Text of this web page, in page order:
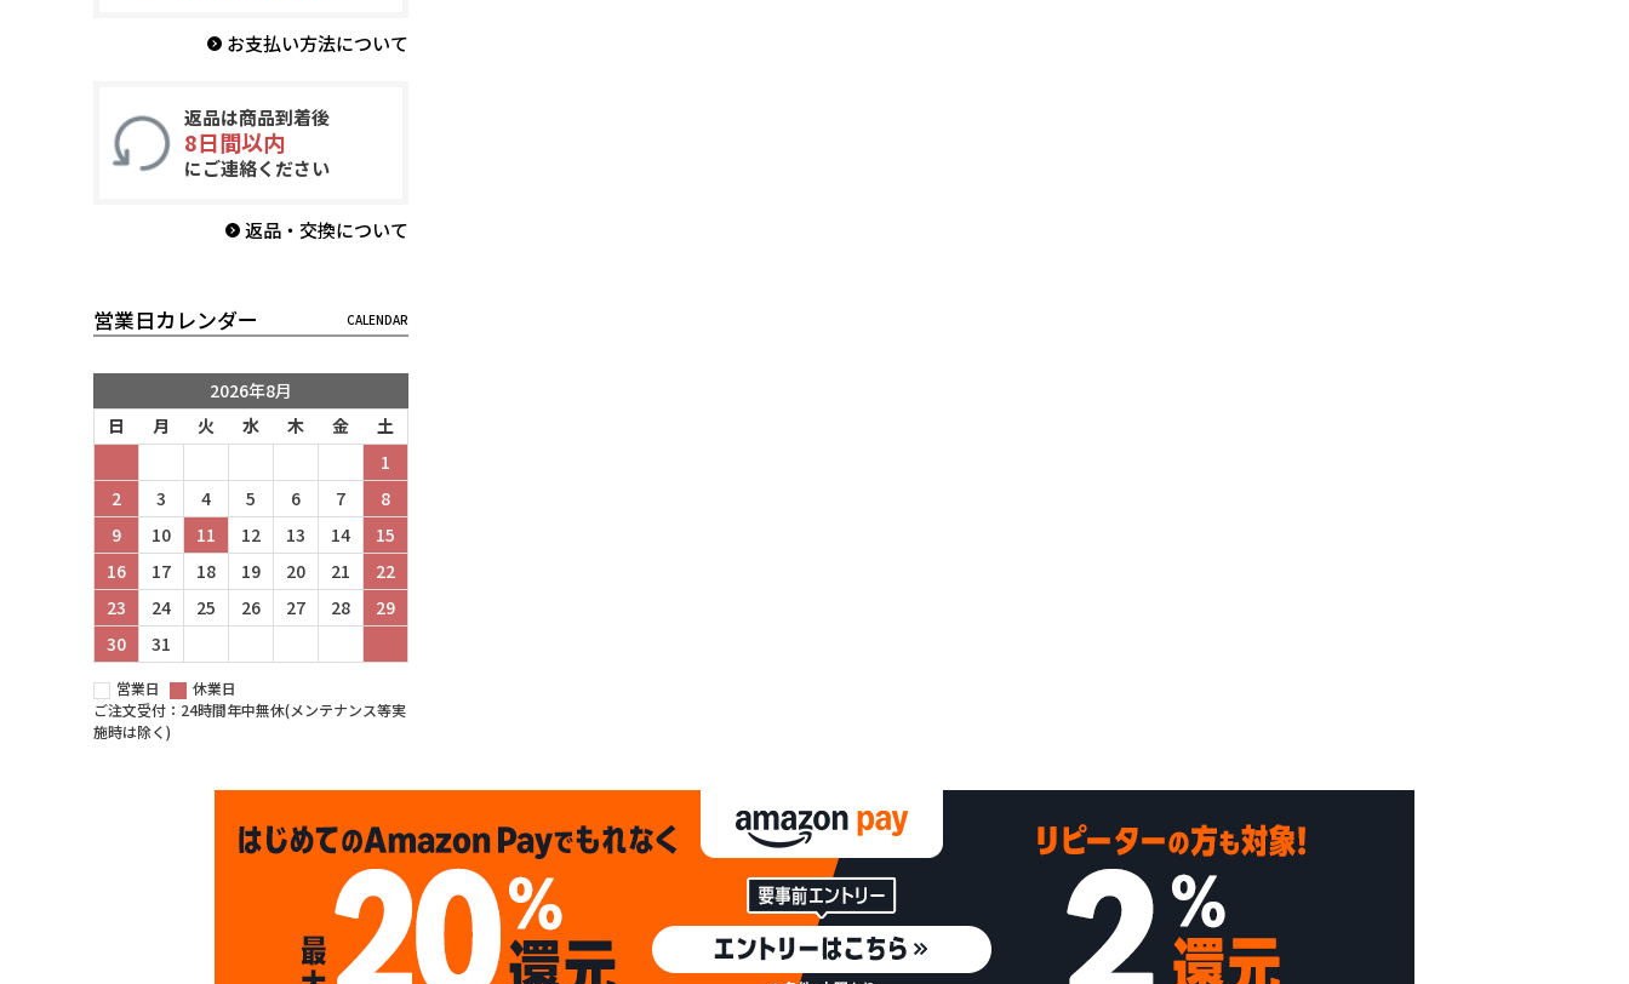
お支払い方法について
返品は商品到着後
8日間以内
にご連絡ください
返品・交換について
営業日カレンダー
2026年8月
日
月 火 水 木 金
土
1
2
3 4 5 6 7
8
9
10 11 12 13 14
15
16
17 18 19 20 21
22
23
24 25 26 27 28
29
30
31
営業日
休業日
ご注文受付：24時間年中無休(メンテナンス等実
施時は除く)